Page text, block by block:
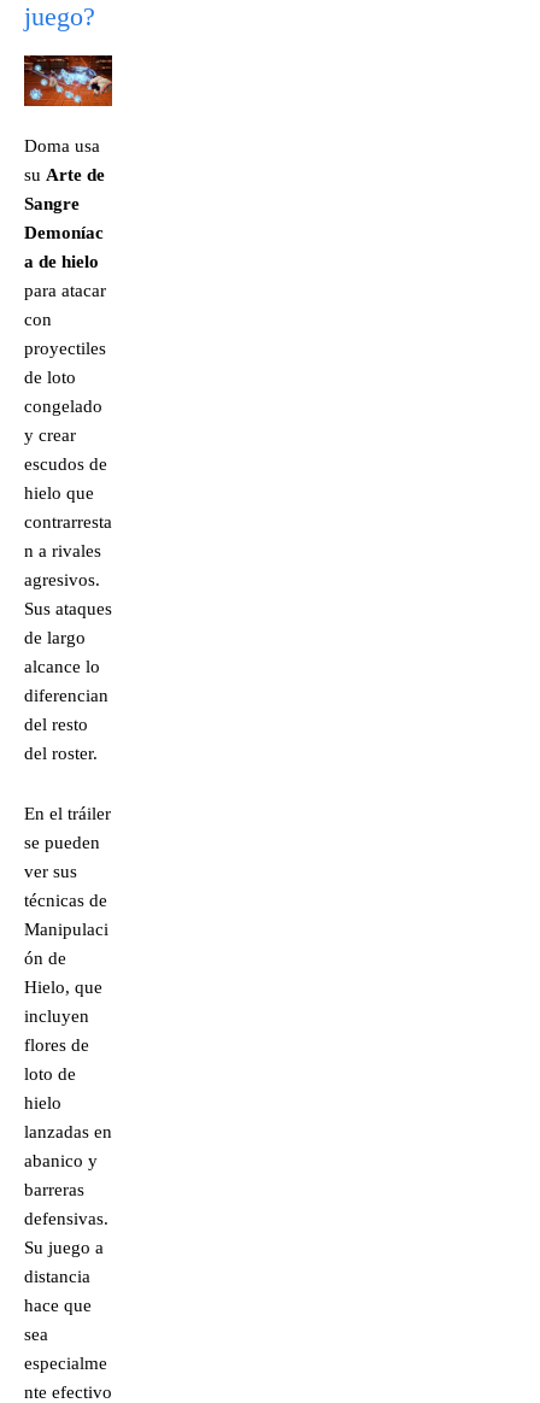
juego?
Doma usa
su Arte de
Sangre
Demoníac
a de hielo
para atacar
con
proyectiles
de loto
congelado
y crear
escudos de
hielo que
contrarresta
n a rivales
agresivos.
Sus ataques
de largo
alcance lo
diferencian
del resto
del roster.
En el tráiler
se pueden
ver sus
técnicas de
Manipulaci
ón de
Hielo, que
incluyen
flores de
loto de
hielo
lanzadas en
abanico y
barreras
defensivas.
Su juego a
distancia
hace que
sea
especialme
nte efectivo